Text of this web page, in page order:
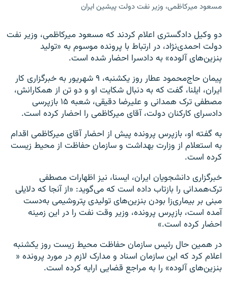
زبان‌های دیگر
مسعود میرکاظمی، وزیر نفت دولت پیشین ایران
دو وکیل دادگستری اعلام کردند که مسعود میرکاظمی، وزیر نفت
دولت احمدی‌نژاد، در ارتباط با پرونده موسوم به «تولید
بنزین‌های آلوده» به دادسرا احضار شده است.
پیمان حاج‌محمود عطار روز یکشنبه، ۹ شهریور به خبرگزاری کار
ایران، ایلنا، گفت که به دنبال شکایت او و دو تن از همکارانش،
مصطفی ترک همدانی و علیرضا دقیقی، شعبه ۱۵ بازپرسی
دادسرای کارکنان دولت، آقای میرکاظمی را احضار کرده است.
به گفته او، بازپرس پرونده پیش از احضار آقای میرکاظمی اقدام
به استعلام از وزارت بهداشت و سازمان حفاظت از محیط زیست
کرده است.
خبرگزاری دانشجویان ایران، ایسنا، نیز اظهارات مصطفی
ترک‌همدانی را بازتاب داده است که می‌گوید: «از آنجا که دلایلی
مبنی بر بیماری‌زا بودن بنزین‌های تولیدی پتروشیمی به‌دست
آمده است، بازپرس پرونده، وزیر وقت نفت را در این زمینه
احضار کرده است.»
در همین حال رئیس سازمان حفاظت محیط زیست روز یکشنبه
اعلام کرد که این سازمان اسناد و مدارک لازم در مورد پرونده «
بنزین‌های آلوده» را به مراجع قضایی ارایه کرده است.